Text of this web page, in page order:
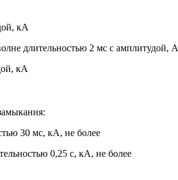
кА
длительностью 2 мс с амплитудой, А
кА
30 мс, кА, не более
0,25 с, кА, не более